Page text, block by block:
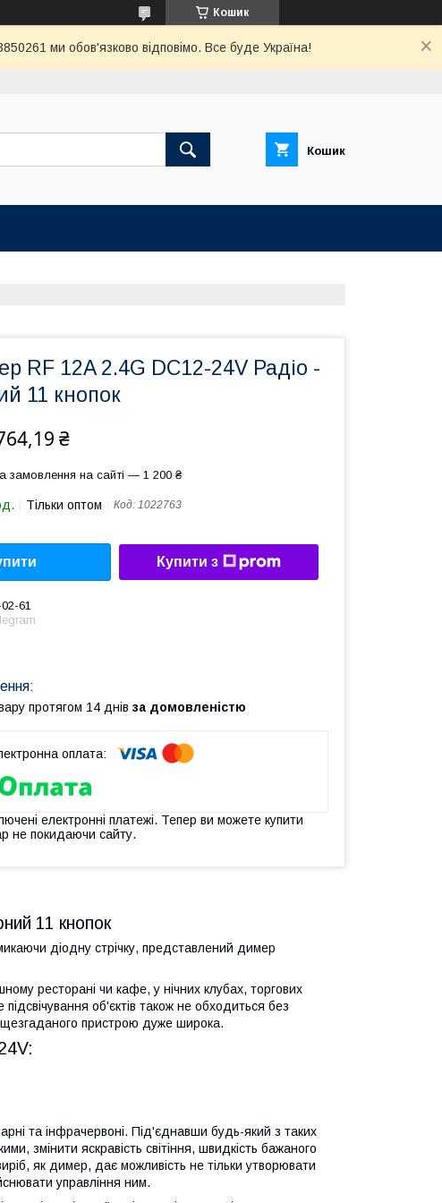
Кошик
ми обов'язково відповімо. Все буде Україна!
Кошик
RF 12A 2.4G DC12-24V Радіо -
11 кнопок
₴
замовлення на сайті — 1 200 ₴
Тільки оптом Код: 1022763
Купити з
61
протягом 14 днів за домовленістю
електронні платежі. Тепер ви можете купити
не покидаючи сайту.
11 кнопок
діодну стрічку, представлений димер
ресторані чи кафе, у нічних клубах, торгових
об'єктів також не обходиться без
пристрою дуже широка.
та інфрачервоні. Під'єднавши будь-який з таких
змінити яскравість світіння, швидкість бажаного
як димер, дає можливість не тільки утворювати
управління ним.